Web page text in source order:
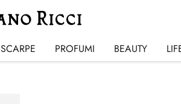
SCARPE PROFUMI BEAUTY